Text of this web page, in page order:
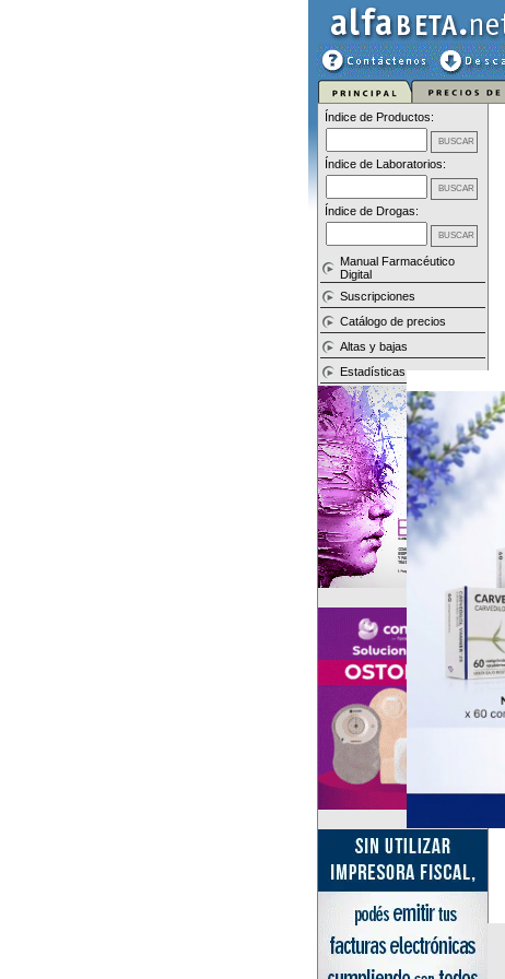
Índice de Productos:
Índice de Laboratorios:
Índice de Drogas:
Manual Farmacéutico
Digital
Suscripciones
Catálogo de precios
Altas y bajas
Estadísticas